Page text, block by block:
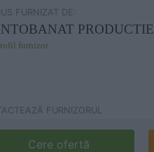
FURNIZAT DE:
PRODUCTIE
furnizor
FURNIZORUL
Cere ofertă